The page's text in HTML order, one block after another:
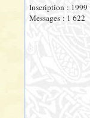
Inscription : 1999
Messages : 1 622